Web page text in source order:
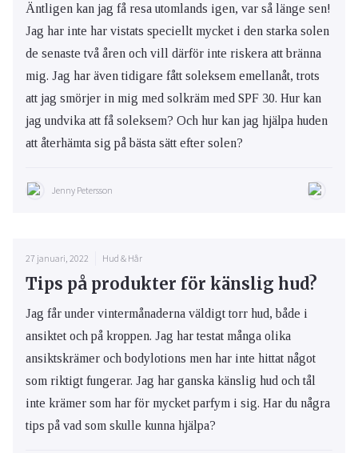
Äntligen kan jag få resa utomlands igen, var så länge sen!
Jag har inte har vistats speciellt mycket i den starka solen
de senaste två åren och vill därför inte riskera att bränna
mig. Jag har även tidigare fått soleksem emellanåt, trots
att jag smörjer in mig med solkräm med SPF 30. Hur kan
jag undvika att få soleksem? Och hur kan jag hjälpa huden
att återhämta sig på bästa sätt efter solen?
Jenny Petersson
27 januari, 2022 Hud & Hår
Tips på produkter för känslig hud?
Jag får under vintermånaderna väldigt torr hud, både i
ansiktet och på kroppen. Jag har testat många olika
ansiktskrämer och bodylotions men har inte hittat något
som riktigt fungerar. Jag har ganska känslig hud och tål
inte krämer som har för mycket parfym i sig. Har du några
tips på vad som skulle kunna hjälpa?